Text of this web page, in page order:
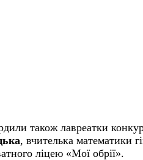
також лавреатки
, вчителька математики
ліцею «Мої обрії».